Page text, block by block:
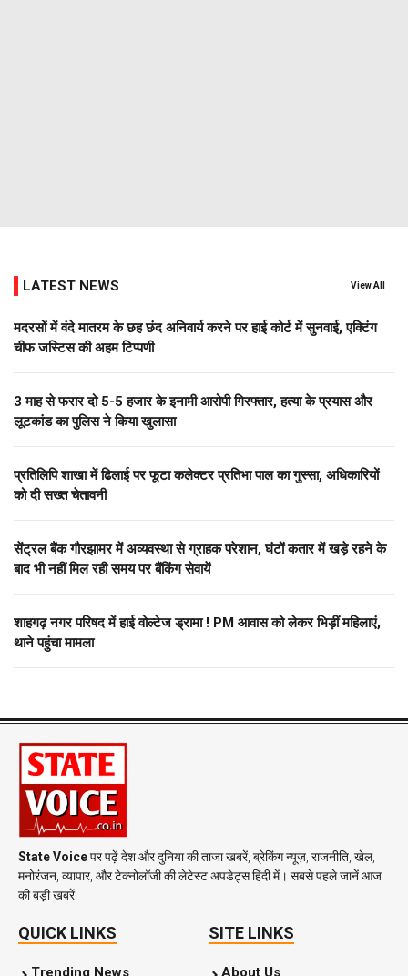
LATEST NEWS View All
मदरसों में वंदे मातरम के छह छंद अनिवार्य करने पर हाई कोर्ट में सुनवाई, एक्टिंग
चीफ जस्टिस की अहम टिप्पणी
3 माह से फरार दो ₹5-5 हजार के इनामी आरोपी गिरफ्तार, हत्या के प्रयास और
लूटकांड का पुलिस ने किया खुलासा
प्रतिलिपि शाखा में ढिलाई पर फूटा कलेक्टर प्रतिभा पाल का गुस्सा, अधिकारियों
को दी सख्त चेतावनी
सेंट्रल बैंक गौरझामर में अव्यवस्था से ग्राहक परेशान, घंटों कतार में खड़े रहने के
बाद भी नहीं मिल रही समय पर बैंकिंग सेवायें
शाहगढ़ नगर परिषद में हाई वोल्टेज ड्रामा ! PM आवास को लेकर भिड़ीं महिलाएं,
थाने पहुंचा मामला
State Voiceपर पढ़ें देश और दुनिया की ताजा खबरें, ब्रेकिंग न्यूज़, राजनीति, खेल,
मनोरंजन, व्यापार, और टेक्नोलॉजी की लेटेस्ट अपडेट्स हिंदी में। सबसे पहले जानें आज
की बड़ी खबरें!
QUICK LINKS
Trending News
SITE LINKS
About Us